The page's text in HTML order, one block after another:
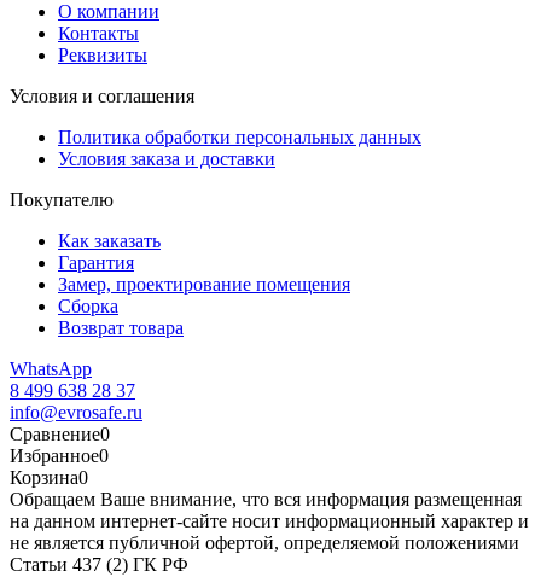
О компании
Контакты
Реквизиты
Условия и соглашения
Политика обработки персональных данных
Условия заказа и доставки
Покупателю
Как заказать
Гарантия
Замер, проектирование помещения
Сборка
Возврат товара
WhatsApp
8 499 638 28 37
info@evrosafe.ru
Сравнение0
Избранное0
Корзина0
Обращаем Ваше внимание, что вся информация размещенная
на данном интернет-сайте носит информационный характер и
не является публичной офертой, определяемой положениями
Статьи 437 (2) ГК РФ